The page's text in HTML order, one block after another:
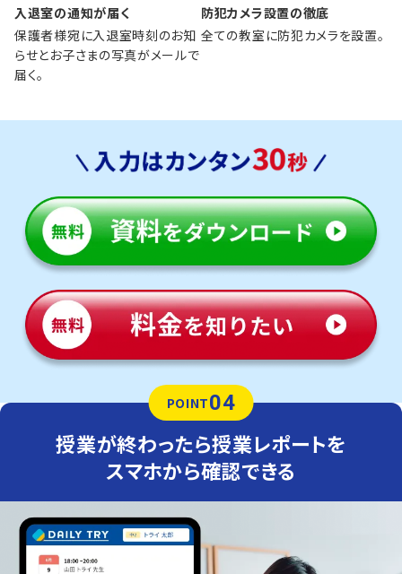
入退室の通知が届く
保護者様宛に入退室時刻のお知
らせとお子さまの写真がメールで
届く。
防犯カメラ設置の徹底
全ての教室に防犯カメラを設置。
POINT04
授業が終わったら授業レポートを
スマホから確認できる